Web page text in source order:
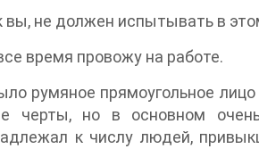
не должен испытывать в
время провожу на работе.
румяное прямоугольное
черты, но в основном
к числу людей,